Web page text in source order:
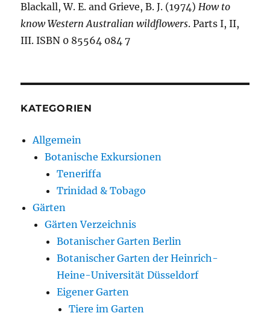
Blackall, W. E. and Grieve, B. J. (1974)How to
know Western Australian wildflowers. Parts I, II,
III. ISBN 0 85564 084 7
KATEGORIEN
Allgemein
Botanische Exkursionen
Teneriffa
Trinidad & Tobago
Gärten
Gärten Verzeichnis
Botanischer Garten Berlin
Botanischer Garten der Heinrich-
Heine-Universität Düsseldorf
Eigener Garten
Tiere im Garten